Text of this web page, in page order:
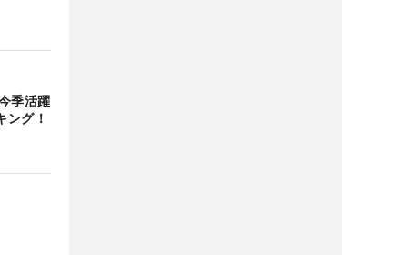
季活躍
ング！